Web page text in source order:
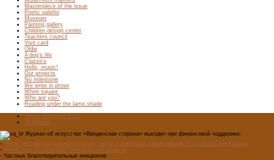
Masterpiece of the issue
Poetic palette
Museum
Painting gallery
Children design center
Teachers council
Visit card
Oldie
A dog’s life
Classics
Hello, music!
Our projects
No milestone
We write in prose
White square
Who are you?
Reading under the lamp shade
Лента новостей RSS
Vkontakte
Журнал об искусстве «Введенская сторона» выходит при финансовой поддержке:
- Министерства цифрового развития, связи и массовых коммуникаций Российской Федерации
- Министерство культуры Новгородской области
- Частных благотворительных инициатив